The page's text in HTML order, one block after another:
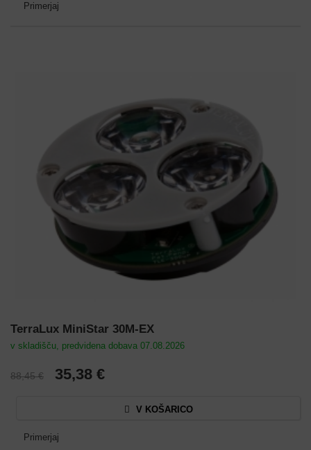
Primerjaj
TerraLux MiniStar 30M-EX
v skladišču, predvidena dobava 07.08.2026
88,45 € 35,38 €
V KOŠARICO
Primerjaj